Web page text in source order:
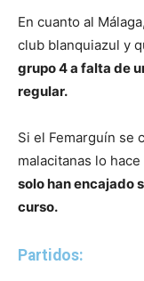
En cuanto al
club blanquiazul y
grupo 4 a falta de
regular.
Si el Femarguín se
malacitanas lo
solo han encajado
curso.
Partidos: